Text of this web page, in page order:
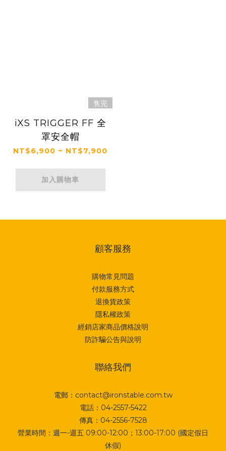
售完
iXS TRIGGER FF 全
罩安全帽
NT$6,900 ~ NT$7,900
加入購物車
顧客服務
購物常見問題
付款服務方式
退換貨政策
隱私權政策
經銷店家商品價格說明
防詐騙公告與說明
聯絡我們
電郵：contact@ironstable.com.tw
電話：04-2557-5422
傳真：04-2556-7528
營業時間：週一-週五 09:00-12:00；13:00-17:00 (國定假日
休假)